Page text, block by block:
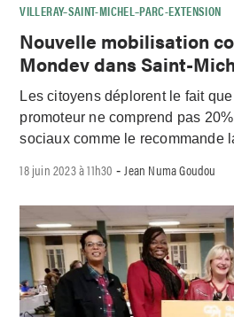
VILLERAY–SAINT-MICHEL–PARC-EXTENSION
Nouvelle mobilisation
Mondev dans Saint-
Les citoyens déplorent le fait
promoteur ne comprend pas
sociaux comme le recommande
18 juin 2023 à 11h30 - Jean Numa Goudou